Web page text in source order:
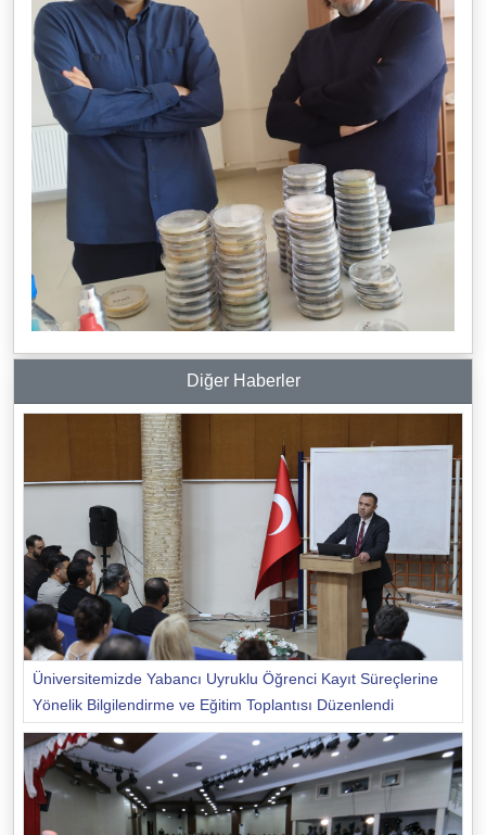
Diğer Haberler
Üniversitemizde Yabancı Uyruklu Öğrenci Kayıt Süreçlerine
Yönelik Bilgilendirme ve Eğitim Toplantısı Düzenlendi